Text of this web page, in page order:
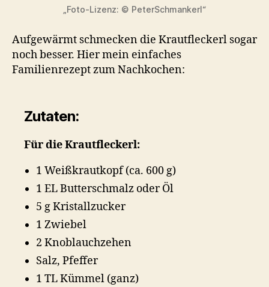
„Foto-Lizenz: © PeterSchmankerl“
Aufgewärmt schmecken die Krautfleckerl sogar
noch besser. Hier mein einfaches
Familienrezept zum Nachkochen:
Zutaten:
Für die Krautfleckerl:
1 Weißkrautkopf (ca. 600 g)
1 EL Butterschmalz oder Öl
5 g Kristallzucker
1 Zwiebel
2 Knoblauchzehen
Salz, Pfeffer
1 TL Kümmel (ganz)